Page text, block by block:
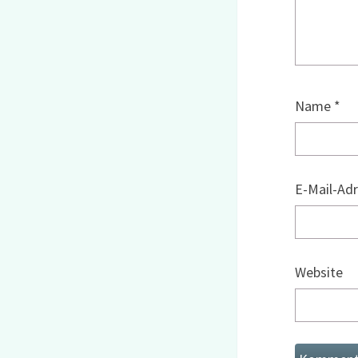
Name *
E-Mail-
Website